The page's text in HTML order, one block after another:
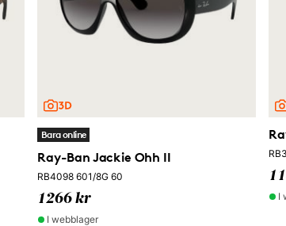
Bara online
Ray-Ban Jackie Ohh II
RB4098 601/8G 60
1266 kr
I webblager
I